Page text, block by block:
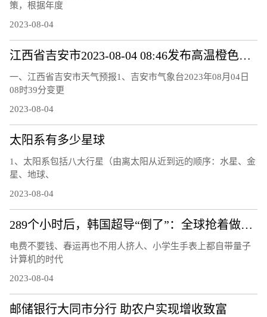
策，根据年度
2023-08-04
江西省吉安市2023-08-04 08:46发布高温橙色预警
一、江西省吉安市天气预报1、吉安市气象台2023年08月04日
08时39分变更
2023-08-04
太阳系有多少星球
1、太阳系包括八大行星（由离太阳从近到远的顺序：水星、金
星、地球、
2023-08-04
289个小时后，韩国超导“倒了”：全球抢着做的复现实验还做吗
电费不要钱、春运再也不用人挤人、小学生手表上都自带量子
计算机的时代
2023-08-04
邮储银行大同市分行 助农户实现增收致富